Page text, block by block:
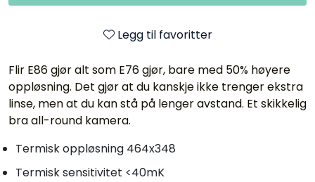
Legg til favoritter
Flir E86 gjør alt som E76 gjør, bare med 50% høyere
oppløsning. Det gjør at du kanskje ikke trenger ekstra
linse, men at du kan stå på lenger avstand. Et skikkelig
bra all-round kamera.
Termisk oppløsning 464x348
Termisk sensitivitet <40mK